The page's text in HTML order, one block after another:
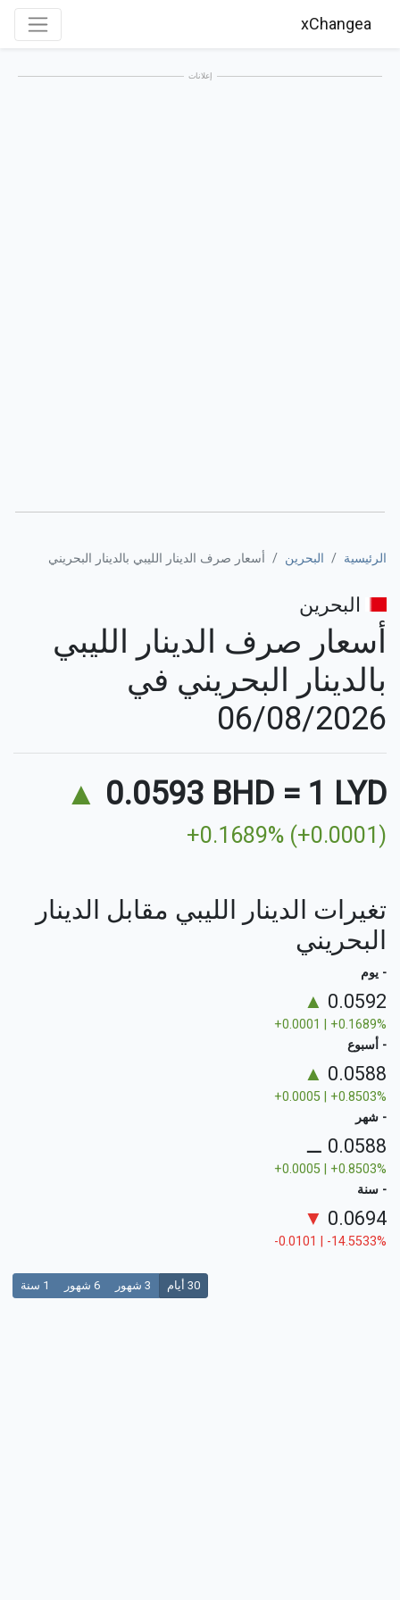
xChangea
إعلانات
الرئيسية البحرين أسعار صرف الدينار الليبي بالدينار البحريني
البحرين
أسعار صرف الدينار الليبي
بالدينار البحريني في
06/08/2026
1 LYD
=
0.0593 BHD
▲
+0.1689% (+0.0001)
تغيرات الدينار الليبي مقابل الدينار
البحريني
- يوم
0.0592
▲
+0.0001 | +0.1689%
- أسبوع
0.0588
▲
+0.0005 | +0.8503%
- شهر
0.0588
⚊
+0.0005 | +0.8503%
- سنة
0.0694
▼
-0.0101 | -14.5533%
30 أيام 3 شهور 6 شهور 1 سنة